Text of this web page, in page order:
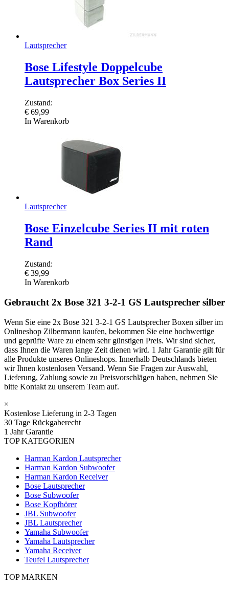
Lautsprecher
Bose Lifestyle Doppelcube
Lautsprecher Box Series II
Zustand:
€ 69,99
In Warenkorb
Lautsprecher
Bose Einzelcube Series II mit roten
Rand
Zustand:
€ 39,99
In Warenkorb
Gebraucht 2x Bose 321 3-2-1 GS Lautsprecher silber
Wenn Sie eine 2x Bose 321 3-2-1 GS Lautsprecher Boxen silber im
Onlineshop Zilbermann kaufen, bekommen Sie eine hochwertige
und geprüfte Ware zu einem sehr günstigen Preis. Wir sind sicher,
dass Ihnen die Waren lange Zeit dienen wird. 1 Jahr Garantie gilt für
alle Produkte unseres Onlineshops. Innerhalb Deutschlands bieten
wir Ihnen kostenlosen Versand. Wenn Sie Fragen zur Auswahl,
Lieferung, Zahlung sowie zu Preisvorschlägen haben, nehmen Sie
bitte Kontakt zu unserem Team auf.
×
Kostenlose Lieferung in 2-3 Tagen
30 Tage Rückgaberecht
1 Jahr Garantie
TOP KATEGORIEN
Harman Kardon Lautsprecher
Harman Kardon Subwoofer
Harman Kardon Receiver
Bose Lautsprecher
Bose Subwoofer
Bose Kopfhörer
JBL Subwoofer
JBL Lautsprecher
Yamaha Subwoofer
Yamaha Lautsprecher
Yamaha Receiver
Teufel Lautsprecher
TOP MARKEN